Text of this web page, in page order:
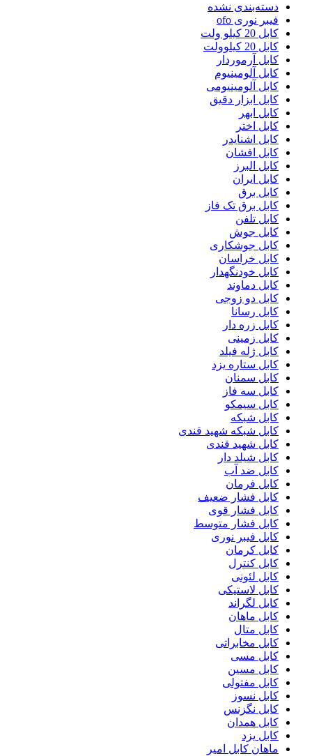
دسته‌بندی نشده
فیبر نوری ofo
کابل 20 کیلو ولت
کابل 20 کیلوولت
کابل آرموردار
کابل آلومینیوم
کابل آلومینیومی
کابل ابزار دقیق
کابل ابهر
کابل اختر
کابل اشنایدر
کابل افشان
کابل البرز
کابل ایران
کابل برق
کابل برق تک فاز
کابل تلفن
کابل جوش
کابل جوشکاری
کابل خراسان
کابل خودنگهدار
کابل دماوند
کابل دو زوجی
کابل رسانا
کابل زره دار
کابل زمینی
کابل ژله فیلد
کابل ستاره یزد
کابل سمنان
کابل سه فاز
کابل سیمکو
کابل شبکه
کابل شبکه شهید قندی
کابل شهید قندی
کابل شیلد دار
کابل ضد آب
کابل فرمان
کابل فشار ضعیف
کابل فشار قوی
کابل فشار متوسط
کابل فیبر نوری
کابل کرمان
کابل کنترل
کابل لئونی
کابل لاستیکی
کابل لگراند
کابل ماهان
کابل متال
کابل مخابراتی
کابل مسی
کابل مسین
کابل مفتولی
کابل نسوز
کابل نگزنس
کابل همدان
کابل یزد
ماهان کابل امیر